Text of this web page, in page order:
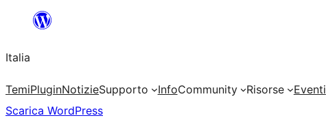
contenuto
Italia
TemiPluginNotizieSupporto InfoCommunity Risorse Eventi
Scarica WordPress